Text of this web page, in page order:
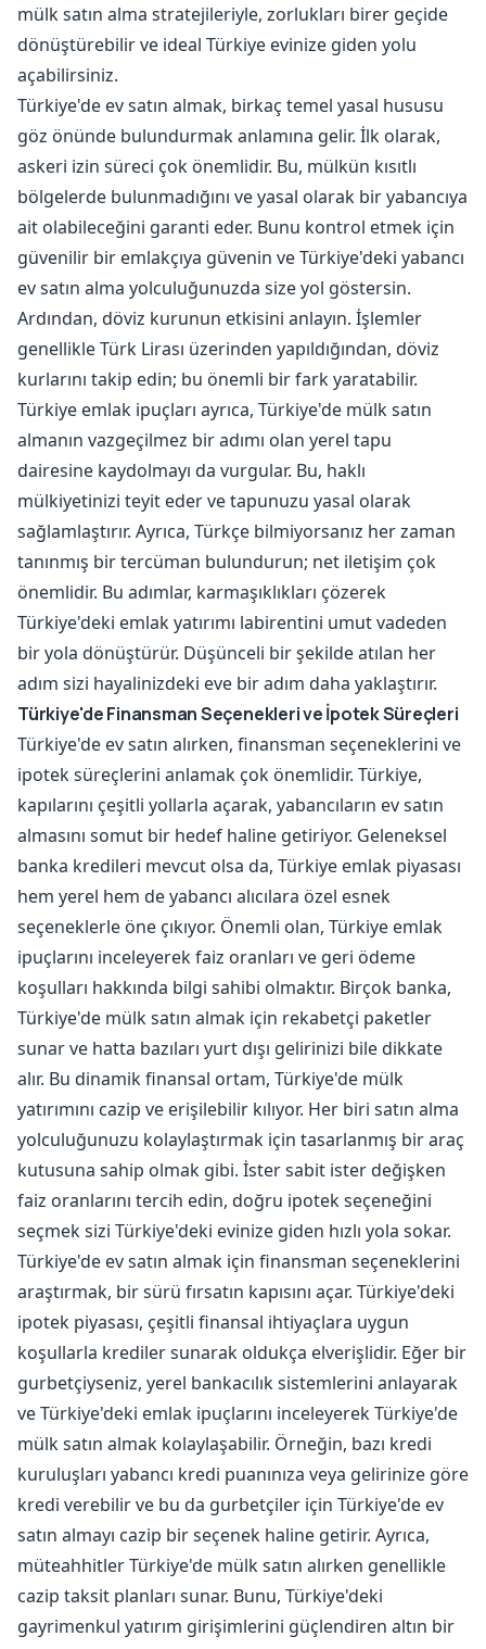
mülk satın alma stratejileriyle, zorlukları birer geçide
dönüştürebilir ve ideal Türkiye evinize giden yolu
açabilirsiniz.
Türkiye'de ev satın almak, birkaç temel yasal hususu
göz önünde bulundurmak anlamına gelir. İlk olarak,
askeri izin süreci çok önemlidir. Bu, mülkün kısıtlı
bölgelerde bulunmadığını ve yasal olarak bir yabancıya
ait olabileceğini garanti eder. Bunu kontrol etmek için
güvenilir bir emlakçıya güvenin ve Türkiye'deki yabancı
ev satın alma yolculuğunuzda size yol göstersin.
Ardından, döviz kurunun etkisini anlayın. İşlemler
genellikle Türk Lirası üzerinden yapıldığından, döviz
kurlarını takip edin; bu önemli bir fark yaratabilir.
Türkiye emlak ipuçları ayrıca, Türkiye'de mülk satın
almanın vazgeçilmez bir adımı olan yerel tapu
dairesine kaydolmayı da vurgular. Bu, haklı
mülkiyetinizi teyit eder ve tapunuzu yasal olarak
sağlamlaştırır. Ayrıca, Türkçe bilmiyorsanız her zaman
tanınmış bir tercüman bulundurun; net iletişim çok
önemlidir. Bu adımlar, karmaşıklıkları çözerek
Türkiye'deki emlak yatırımı labirentini umut vadeden
bir yola dönüştürür. Düşünceli bir şekilde atılan her
adım sizi hayalinizdeki eve bir adım daha yaklaştırır.
Türkiye'de Finansman Seçenekleri ve İpotek Süreçleri
Türkiye'de ev satın alırken, finansman seçeneklerini ve
ipotek süreçlerini anlamak çok önemlidir. Türkiye,
kapılarını çeşitli yollarla açarak, yabancıların ev satın
almasını somut bir hedef haline getiriyor. Geleneksel
banka kredileri mevcut olsa da, Türkiye emlak piyasası
hem yerel hem de yabancı alıcılara özel esnek
seçeneklerle öne çıkıyor. Önemli olan, Türkiye emlak
ipuçlarını inceleyerek faiz oranları ve geri ödeme
koşulları hakkında bilgi sahibi olmaktır. Birçok banka,
Türkiye'de mülk satın almak için rekabetçi paketler
sunar ve hatta bazıları yurt dışı gelirinizi bile dikkate
alır. Bu dinamik finansal ortam, Türkiye'de mülk
yatırımını cazip ve erişilebilir kılıyor. Her biri satın alma
yolculuğunuzu kolaylaştırmak için tasarlanmış bir araç
kutusuna sahip olmak gibi. İster sabit ister değişken
faiz oranlarını tercih edin, doğru ipotek seçeneğini
seçmek sizi Türkiye'deki evinize giden hızlı yola sokar.
Türkiye'de ev satın almak için finansman seçeneklerini
araştırmak, bir sürü fırsatın kapısını açar. Türkiye'deki
ipotek piyasası, çeşitli finansal ihtiyaçlara uygun
koşullarla krediler sunarak oldukça elverişlidir. Eğer bir
gurbetçiyseniz, yerel bankacılık sistemlerini anlayarak
ve Türkiye'deki emlak ipuçlarını inceleyerek Türkiye'de
mülk satın almak kolaylaşabilir. Örneğin, bazı kredi
kuruluşları yabancı kredi puanınıza veya gelirinize göre
kredi verebilir ve bu da gurbetçiler için Türkiye'de ev
satın almayı cazip bir seçenek haline getirir. Ayrıca,
müteahhitler Türkiye'de mülk satın alırken genellikle
cazip taksit planları sunar. Bunu, Türkiye'deki
gayrimenkul yatırım girişimlerini güçlendiren altın bir